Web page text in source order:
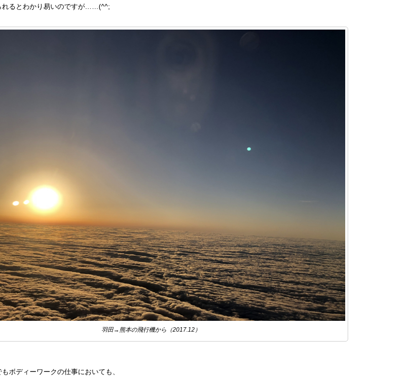
れるとわかり易いのですが……(^^;
羽田→熊本の飛行機から（2017.12）
ボディーワークの仕事においても、